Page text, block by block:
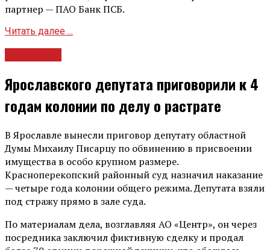
партнер — ПАО Банк ПСБ.
Читать далее ...
Ярославского депутата приговорили к 4
годам колонии по делу о растрате
В Ярославле вынесли приговор депутату областной
Думы Михаилу Писарцу по обвинению в присвоении
имущества в особо крупном размере.
Красноперекопский районный суд назначил наказание
— четыре года колонии общего режима. Депутата взяли
под стражу прямо в зале суда.
По материалам дела, возглавляя АО «Центр», он через
посредника заключил фиктивную сделку и продал